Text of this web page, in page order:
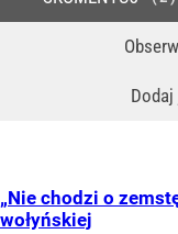
„Nie chodzi o
wołyńskiej